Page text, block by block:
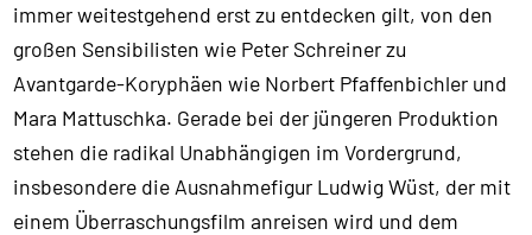
immer weitestgehend erst zu entdecken gilt, von den
großen Sensibilisten wie Peter Schreiner zu
Avantgarde-Koryphäen wie Norbert Pfaffenbichler und
Mara Mattuschka. Gerade bei der jüngeren Produktion
stehen die radikal Unabhängigen im Vordergrund,
insbesondere die Ausnahmefigur Ludwig Wüst, der mit
einem Überraschungsfilm anreisen wird und dem